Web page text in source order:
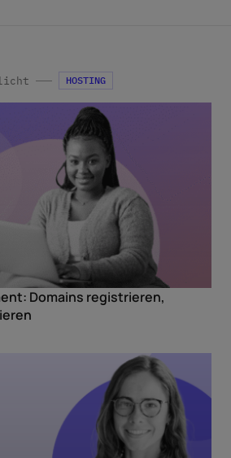
HOSTING
Domains registrieren,